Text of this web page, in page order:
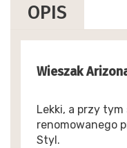
OPIS
Wieszak
Lekki, a przy
renomowanego
Styl.